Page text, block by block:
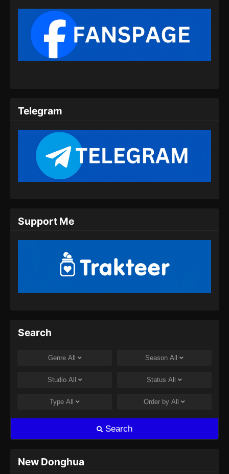
Episode 149 Subtitle Indonesia - Juli 16, 2024
100.000 Years of Refining Qi Episode
150 Subtitle Indonesia
100.000 Years of Refining Qi Episode
152 Subtitle Indonesia
100.000 Years of Refining Qi Episode
Eps 154 - 100.000 Years of Refining Qi
156 Subtitle Indonesia
Eps 156 - 100.000 Years of Refining Qi
Telegram
Support Me
Search
Genre All Season All
Studio All Status All
Type All Order by All
Search
New Donghua